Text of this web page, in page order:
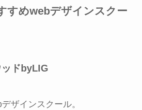
すめwebデザインスクー
ドbyLIG
ザインスクール。